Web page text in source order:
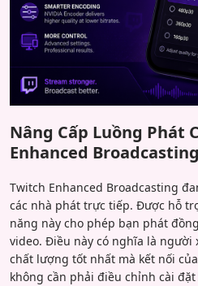
Nâng Cấp Luồng Phát
Enhanced Broadcasting
Twitch Enhanced Broadcasting
các nhà phát trực tiếp. Được hỗ
năng này cho phép bạn phát
video. Điều này có nghĩa là người
chất lượng tốt nhất mà kết nối
không cần phải điều chỉnh cài